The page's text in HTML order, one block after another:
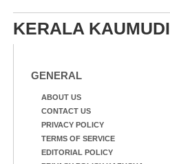
KERALA KAUMUDI
GENERAL
ABOUT US
CONTACT US
PRIVACY POLICY
TERMS OF SERVICE
EDITORIAL POLICY